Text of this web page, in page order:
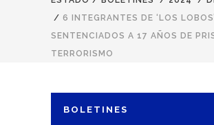
/ 6 INTEGRANTES DE ‘LOS
SENTENCIADOS A 17 AÑOS DE
TERRORISMO
BOLETINES